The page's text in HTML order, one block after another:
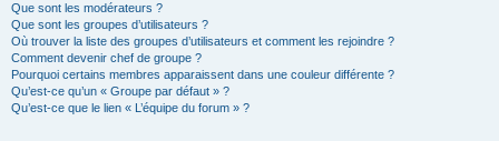
Que sont les modérateurs ?
Que sont les groupes d’utilisateurs ?
Où trouver la liste des groupes d’utilisateurs et comment les rejoindre ?
Comment devenir chef de groupe ?
Pourquoi certains membres apparaissent dans une couleur différente ?
Qu’est-ce qu’un « Groupe par défaut » ?
Qu’est-ce que le lien « L’équipe du forum » ?